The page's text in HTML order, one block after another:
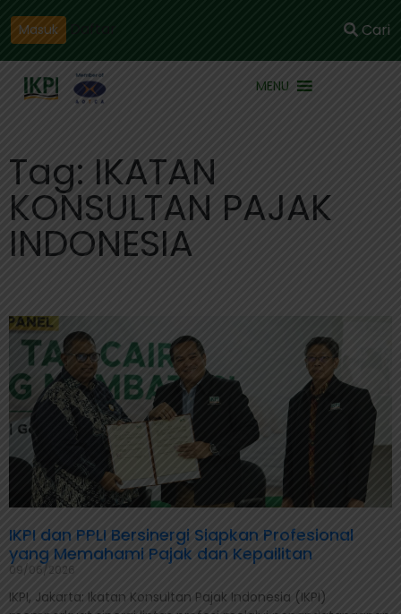
Masuk Cari
MENU
Tag: IKATAN
KONSULTAN PAJAK
INDONESIA
IKPI dan PPLI Bersinergi Siapkan Profesional
yang Memahami Pajak dan Kepailitan
09/06/2026
IKPI, Jakarta: Ikatan Konsultan Pajak Indonesia (IKPI)